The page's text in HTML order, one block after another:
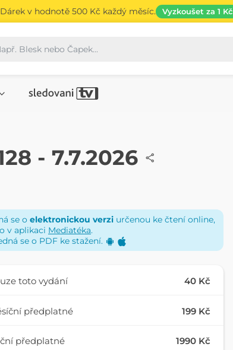
Dárek v hodnotě 500 Kč každý měsíc. Vyzkoušet za 1 Kč
- 7.7.2026
se o elektronickou verzi určenou ke čtení online,
v aplikaci Mediatéka.
se o PDF ke stažení.
toto vydání 40 Kč
předplatné 199 Kč
předplatné 1990 Kč